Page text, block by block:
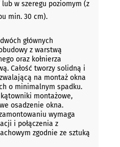
w szeregu poziomym (z
min. 30 cm).
głównych
z warstwą
oraz kołnierza
Całość tworzy solidną i
na montaż okna
o minimalnym spadku.
montażowe,
osadzenie okna.
wymaga
i połączenia z
zgodnie ze sztuką